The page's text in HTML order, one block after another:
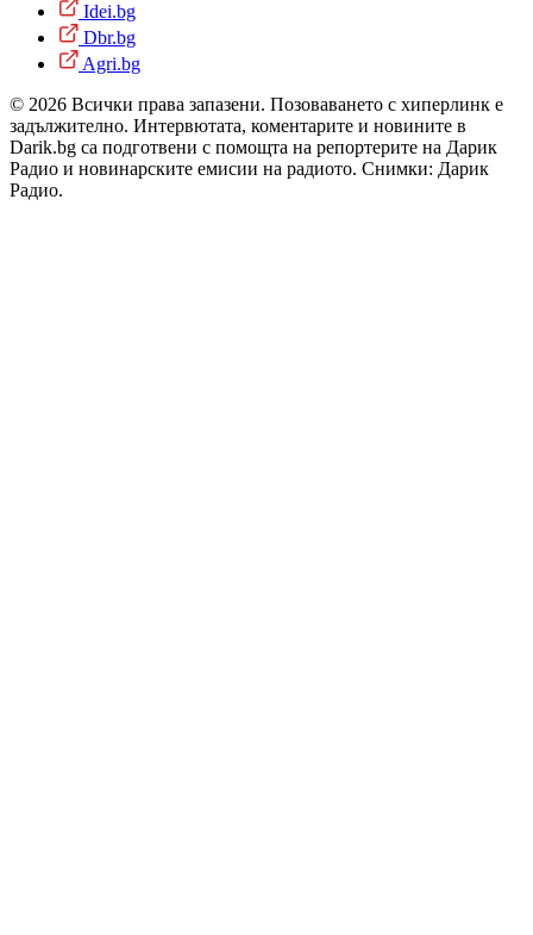
Idei.bg
Dbr.bg
Agri.bg
© 2026 Всички права запазени. Позоваването с хиперлинк е
задължително. Интервютата, коментарите и новините в
Darik.bg са подготвени с помощта на репортерите на Дарик
Радио и новинарските емисии на радиото. Снимки: Дарик
Радио.